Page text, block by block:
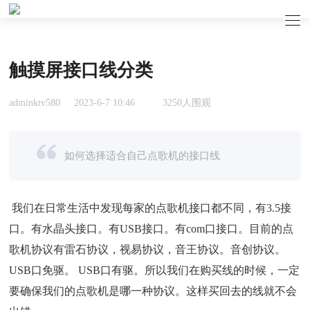
触摸屏接口线分类
adminktv580 2023-6-7 10:46 3250人围观
如何选择适合自己点歌机的接口线
我们在日常生活中发现每家的点歌机接口都不同，有3.5接
口。有水晶头接口。有USB接口。有com口接口。目前的点
歌机协议有雷石协议，视易协议，音王协议。音创协议。
USB口免驱。 USB口有驱。所以我们在购买线的时候，一定
要确保我们的点歌机是哪一种协议。这样买回去的线就不会